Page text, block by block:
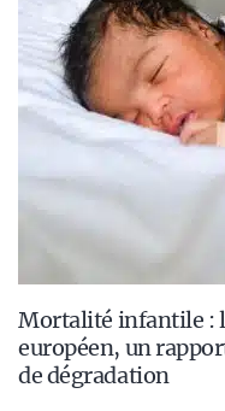
Mortalité infantile :
européen, un
de dégradation